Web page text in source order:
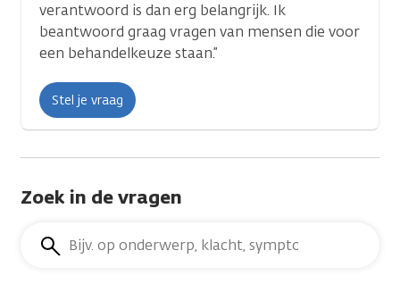
verantwoord is dan erg belangrijk. Ik
beantwoord graag vragen van mensen die voor
een behandelkeuze staan.”
Stel je vraag
Zoek in de vragen
in